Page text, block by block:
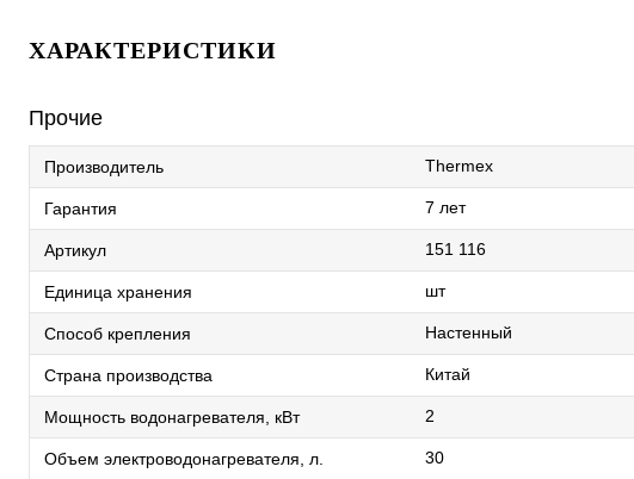
ХАРАКТЕРИСТИКИ
Прочие
Производитель Thermex
Гарантия 7 лет
Артикул 151 116
Единица хранения шт
Способ крепления Настенный
Страна производства Китай
Мощность водонагревателя, кВт 2
Объем электроводонагревателя, л. 30